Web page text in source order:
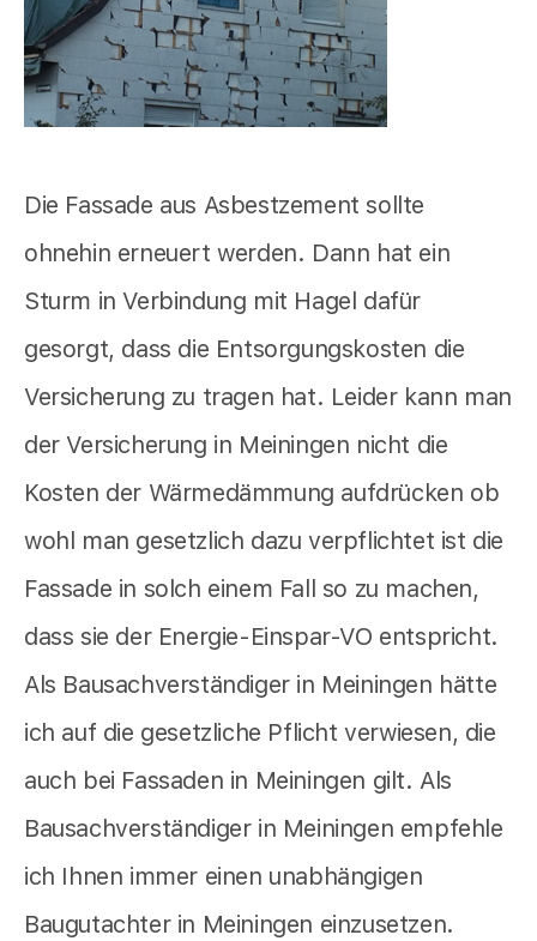
Die Fassade aus Asbestzement sollte
ohnehin erneuert werden. Dann hat ein
Sturm in Verbindung mit Hagel dafür
gesorgt, dass die Entsorgungskosten die
Versicherung zu tragen hat. Leider kann man
der Versicherung in Meiningen nicht die
Kosten der Wärmedämmung aufdrücken ob
wohl man gesetzlich dazu verpflichtet ist die
Fassade in solch einem Fall so zu machen,
dass sie der Energie-Einspar-VO entspricht.
Als Bausachverständiger in Meiningen hätte
ich auf die gesetzliche Pflicht verwiesen, die
auch bei Fassaden in Meiningen gilt. Als
Bausachverständiger in Meiningen empfehle
ich Ihnen immer einen unabhängigen
Baugutachter in Meiningen einzusetzen.